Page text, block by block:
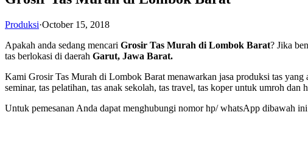
Produksi·October 15, 2018
Apakah anda sedang mencari Grosir Tas Murah di Lombok Barat? Jika
tas berlokasi di daerah Garut, Jawa Barat.
Kami Grosir Tas Murah di Lombok Barat menawarkan jasa produksi tas yang
seminar, tas pelatihan, tas anak sekolah, tas travel, tas koper untuk umroh dan
Untuk pemesanan Anda dapat menghubungi nomor hp/ whatsApp dibawah